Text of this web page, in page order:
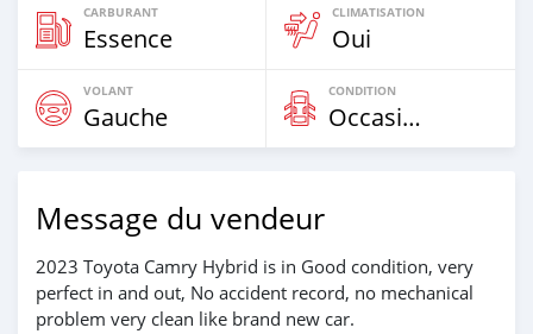
CARBURANT
Essence
CLIMATISATION
Oui
VOLANT
Gauche
CONDITION
Occasion
Message du vendeur
2023 Toyota Camry Hybrid is in Good condition, very
perfect in and out, No accident record, no mechanical
problem very clean like brand new car.